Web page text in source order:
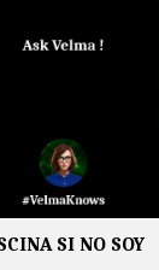
SI NO SOY